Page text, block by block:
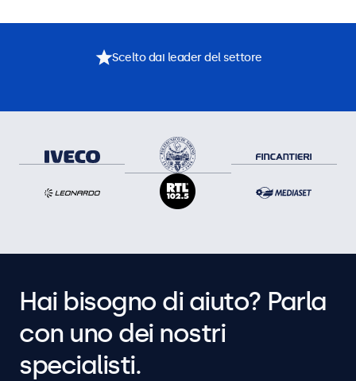
Scelto dai leader del settore
Hai bisogno di aiuto? Parla
con uno dei nostri
specialisti.